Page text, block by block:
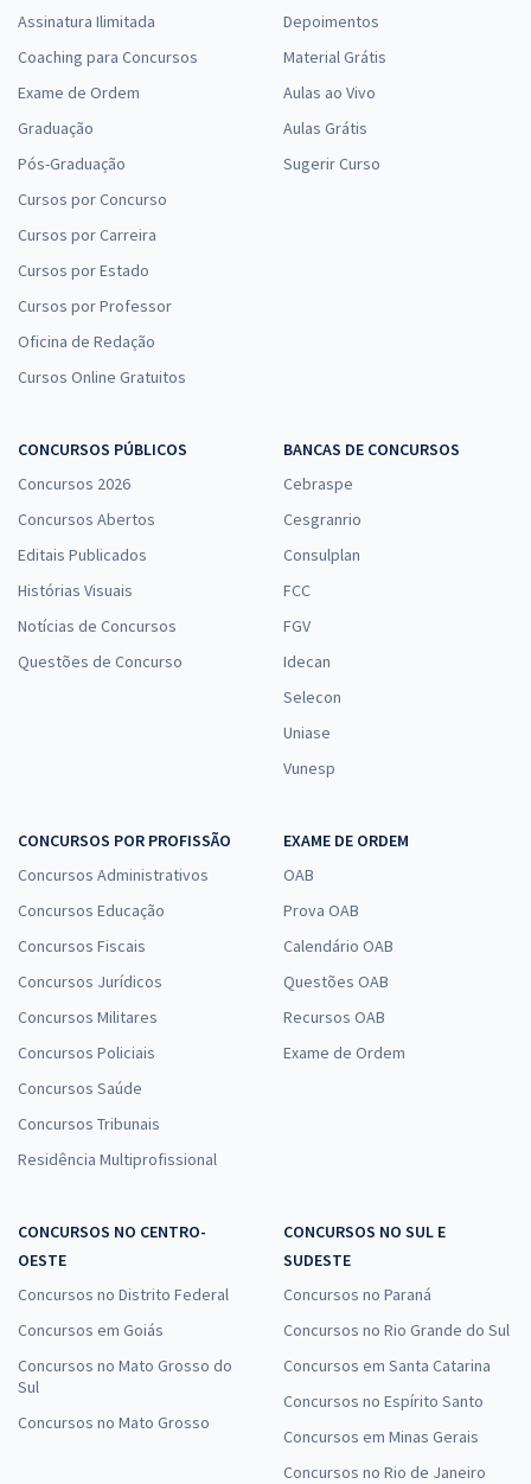
Assinatura Ilimitada
Coaching para Concursos
Exame de Ordem
Graduação
Pós-Graduação
Cursos por Concurso
Cursos por Carreira
Cursos por Estado
Cursos por Professor
Oficina de Redação
Cursos Online Gratuitos
Depoimentos
Material Grátis
Aulas ao Vivo
Aulas Grátis
Sugerir Curso
CONCURSOS PÚBLICOS
Concursos 2026
Concursos Abertos
Editais Publicados
Histórias Visuais
Notícias de Concursos
Questões de Concurso
BANCAS DE CONCURSOS
Cebraspe
Cesgranrio
Consulplan
FCC
FGV
Idecan
Selecon
Uniase
Vunesp
CONCURSOS POR PROFISSÃO
Concursos Administrativos
Concursos Educação
Concursos Fiscais
Concursos Jurídicos
Concursos Militares
Concursos Policiais
Concursos Saúde
Concursos Tribunais
Residência Multiprofissional
EXAME DE ORDEM
OAB
Prova OAB
Calendário OAB
Questões OAB
Recursos OAB
Exame de Ordem
CONCURSOS NO CENTRO-
OESTE
Concursos no Distrito Federal
Concursos em Goiás
Concursos no Mato Grosso do
Sul
Concursos no Mato Grosso
CONCURSOS NO SUL E
SUDESTE
Concursos no Paraná
Concursos no Rio Grande do Sul
Concursos em Santa Catarina
Concursos no Espírito Santo
Concursos em Minas Gerais
Concursos no Rio de Janeiro